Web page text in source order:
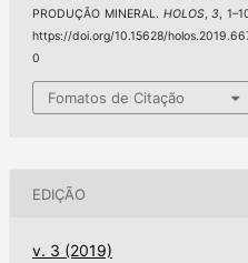
PRODUÇÃO MINERAL. HOLOS,3 ,
https://doi.org/10.15628/
0
Fomatos de Citação
EDIÇÃO
v. 3 (2019)